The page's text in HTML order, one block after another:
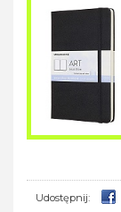
Udostępnij: